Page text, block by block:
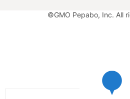
©GMO Pepabo, Inc. All